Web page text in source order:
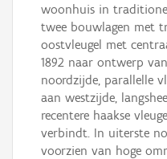
woonhuis in
twee bouwlagen met
oostvleugel met
1892 naar ontwerp
noordzijde, parallelle
aan westzijde,
recentere haakse
verbindt. In uiterste
voorzien van hoge